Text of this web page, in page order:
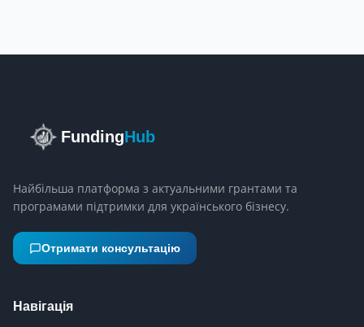
FundingHub
Найбільша платформа з актуальними грантами та
програмами підтримки для українського бізнесу.
Отримати консультацію
Навігація